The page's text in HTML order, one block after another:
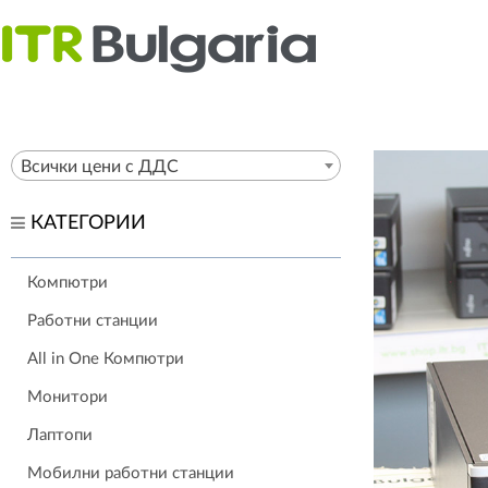
Всички цени с ДДС
КАТЕГОРИИ
Компютри
Работни станции
All in One Компютри
Монитори
Лаптопи
Мобилни работни станции